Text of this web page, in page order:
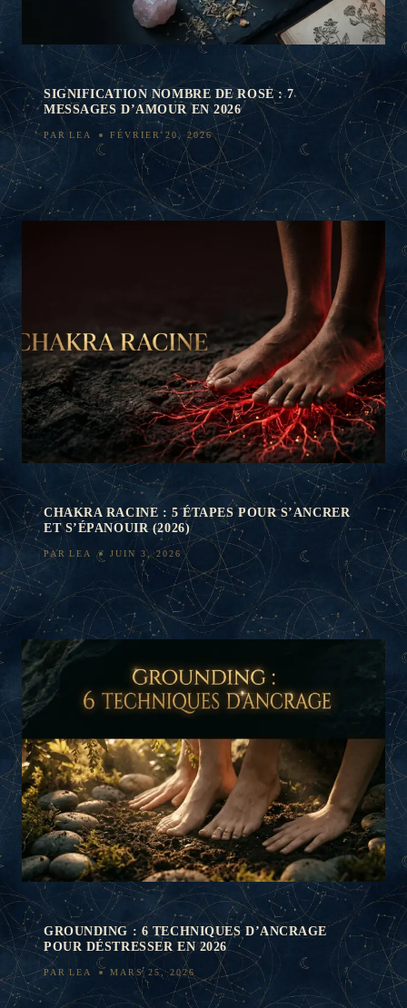
SIGNIFICATION NOMBRE DE ROSE : 7
MESSAGES D’AMOUR EN 2026
PAR LEA FÉVRIER 20, 2026
CHAKRA RACINE : 5 ÉTAPES POUR S’ANCRER
ET S’ÉPANOUIR (2026)
PAR LEA JUIN 3, 2026
GROUNDING : 6 TECHNIQUES D’ANCRAGE
POUR DÉSTRESSER EN 2026
PAR LEA MARS 25, 2026